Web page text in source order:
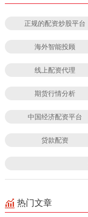
正规的配资炒股平台
海外智能投顾
线上配资代理
期货行情分析
中国经济配资平台
贷款配资
热门文章